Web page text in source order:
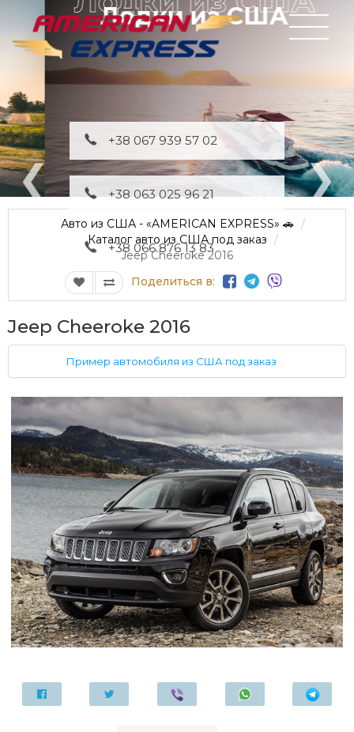
Лодки из США
+38 067 939 57 02
+38 063 025 96 21
+38 066 876 13 83
Авто из США - «AMERICAN EXPRESS» 🚗
Каталог авто из США под заказ
Jeep Cheeroke 2016
Поделиться в:
Jeep Cheeroke 2016
Пример автомобиля из США под заказ